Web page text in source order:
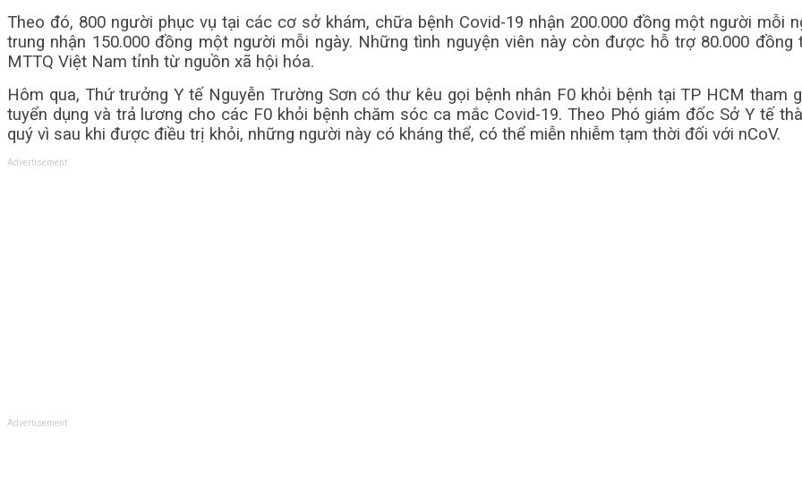
Theo đó, 800 người phục vụ tại các cơ sở khám, chữa bệnh Covid-19 nhận 200.000 đồng một người mỗi
trung nhận 150.000 đồng một người mỗi ngày. Những tình nguyện viên này còn được hỗ trợ 80.000
MTTQ Việt Nam tỉnh từ nguồn xã hội hóa.
Hôm qua, Thứ trưởng Y tế Nguyễn Trường Sơn có thư kêu gọi bệnh nhân F0 khỏi bệnh tại TP HCM
tuyển dụng và trả lương cho các F0 khỏi bệnh chăm sóc ca mắc Covid-19. Theo Phó giám đốc Sở Y tế
quý vì sau khi được điều trị khỏi, những người này có kháng thể, có thể miễn nhiễm tạm thời đối với nCoV.
Advertisement
Advertisement